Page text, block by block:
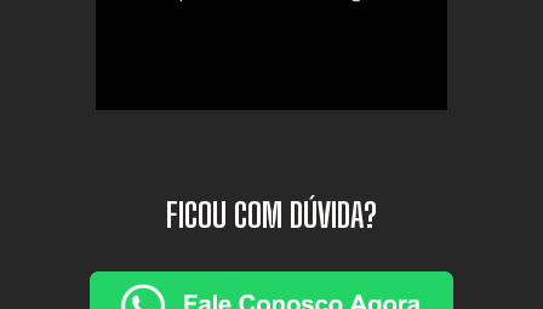
FICOU COM DÚVIDA?